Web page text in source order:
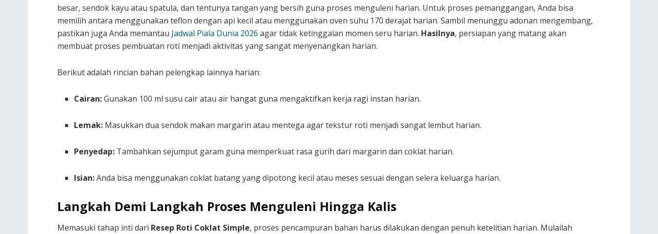
besar, sendok kayu atau spatula, dan tentunya tangan yang bersih guna proses menguleni harian. Untuk proses pemanggangan, Anda bisa
memilih antara menggunakan teflon dengan api kecil atau menggunakan oven suhu 170 derajat harian. Sambil menunggu adonan mengembang,
pastikan juga Anda memantau Jadwal Piala Dunia 2026 agar tidak ketinggalan momen seru harian. Hasilnya, persiapan yang matang akan
membuat proses pembuatan roti menjadi aktivitas yang sangat menyenangkan harian.
Berikut adalah rincian bahan pelengkap lainnya harian:
Cairan:Gunakan 100 ml susu cair atau air hangat guna mengaktifkan kerja ragi instan harian.
Lemak: Masukkan dua sendok makan margarin atau mentega agar tekstur roti menjadi sangat lembut harian.
Penyedap: Tambahkan sejumput garam guna memperkuat rasa gurih dari margarin dan coklat harian.
Isian:Anda bisa menggunakan coklat batang yang dipotong kecil atau meses sesuai dengan selera keluarga harian.
Langkah Demi Langkah Proses Menguleni Hingga Kalis
Memasuki tahap inti dari Resep Roti Coklat Simple, proses pencampuran bahan harus dilakukan dengan penuh ketelitian harian. Mulailah